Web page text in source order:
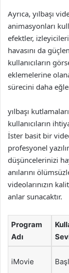
Ayrıca, yılbaşı
animasyonları
efektler,
havasını da
kullanıcıların
eklemelerine
sürecini daha
yılbaşı
kullanıcıların
İster basit bir
profesyonel
düşüncelerinizi
anılarını
videolarınızın
anlar sunacaktır.
Program
Adı
iMovie